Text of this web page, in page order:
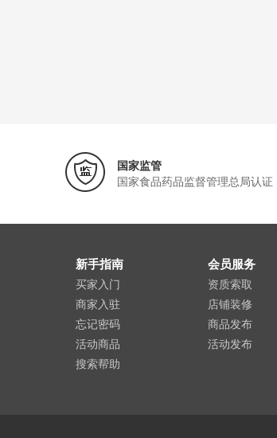
国家监管
国家食品药品监督管理总局认证
新手指南
买家入门
商家入驻
忘记密码
活动商品
搜索帮助
会员服务
资质索取
店铺装修
商品发布
活动发布